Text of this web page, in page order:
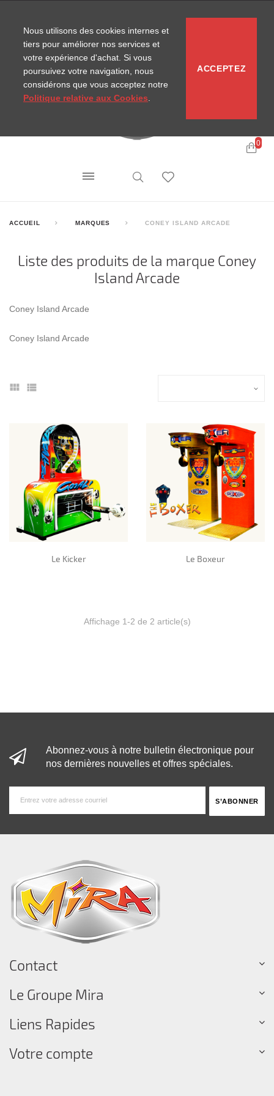
0
ACCUEIL MARQUES CONEY ISLAND ARCADE
Liste des produits de la marque Coney
Island Arcade
Coney Island Arcade
Coney Island Arcade
Le Kicker Le Boxeur
Affichage 1-2 de 2 article(s)
Abonnez-vous à notre bulletin électronique pour
nos dernières nouvelles et offres spéciales.
Contact
Le Groupe Mira
Liens Rapides
Votre compte
Nous utilisons des cookies internes et
tiers pour améliorer nos services et
votre expérience d'achat. Si vous
poursuivez votre navigation, nous
considérons que vous acceptez notre
Politique relative aux Cookies
ACCEPTEZ